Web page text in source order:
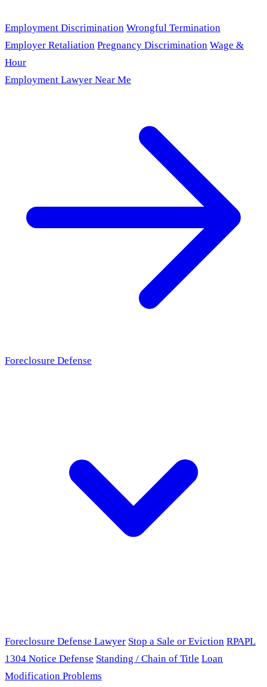
Employment Discrimination Wrongful Termination
Employer Retaliation Pregnancy Discrimination Wage &
Hour
Employment Lawyer Near Me
Foreclosure Defense
Foreclosure Defense Lawyer Stop a Sale or Eviction RPAPL
1304 Notice Defense Standing / Chain of Title Loan
Modification Problems